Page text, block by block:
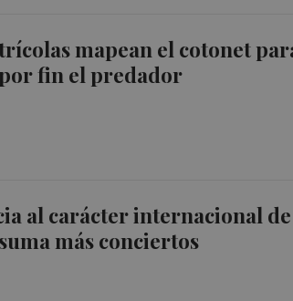
mapean el cotonet
fin el predador
al carácter internacional de
más conciertos